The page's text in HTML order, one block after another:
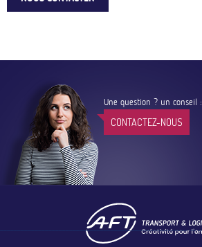
Une question ? un conseil :
CONTACTEZ-NOUS